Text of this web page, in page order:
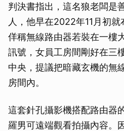
判決書指出，這名狼老闆是
人，他早在2022年11月初
佯稱無線路由器若裝在一樓
訊號，女員工房間剛好在三
中央，提議把暗藏玄機的無
房間內。
這套針孔攝影機搭配路由器
羅男可遠端觀看拍攝內容。